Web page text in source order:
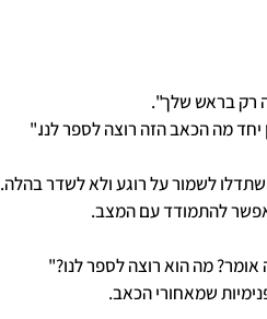
רק בראש שלך".
יחד מה הכאב הזה רוצה לספר לנו."
לשמור על רוגע ולא לשדר בהלה.
להתמודד עם המצב.
מה הוא רוצה לספר לנו?"
שמאחורי הכאב.